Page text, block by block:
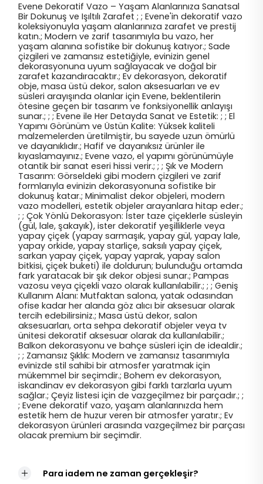
Evene Dekoratif Vazo – Yaşam Alanlarınıza Sanatsal
Bir Dokunuş ve Işıltılı Zarafet ; ; Evene'in dekoratif vazo
koleksiyonuyla yaşam alanlarınıza zarafet ve prestij
katın.; Modern ve zarif tasarımıyla bu vazo, her
yaşam alanına sofistike bir dokunuş katıyor.; Sade
çizgileri ve zamansız estetiğiyle, evinizin genel
dekorasyonuna uyum sağlayacak ve doğal bir
zarafet kazandıracaktır.; Ev dekorasyon, dekoratif
obje, masa üstü dekor, salon aksesuarları ve ev
süsleri arayışında olanlar için Evene, beklentilerin
ötesine geçen bir tasarım ve fonksiyonellik anlayışı
sunar.; ; ; Evene ile Her Detayda Sanat ve Estetik: ; ; El
Yapımı Görünüm ve Üstün Kalite: Yüksek kaliteli
malzemelerden üretilmiştir, bu sayede uzun ömürlü
ve dayanıklıdır.; Hafif ve dayanıksız ürünler ile
kıyaslamayınız.; Evene vazo, el yapımı görünümüyle
otantik bir sanat eseri hissi verir.; ; ; Şık ve Modern
Tasarım: Görseldeki gibi modern çizgileri ve zarif
formlarıyla evinizin dekorasyonuna sofistike bir
dokunuş katar.; Minimalist dekor objeleri, modern
vazo modelleri, estetik objeler arayanlara hitap eder.;
; ; Çok Yönlü Dekorasyon: İster taze çiçeklerle süsleyin
(gül, lale, şakayık), ister dekoratif yeşilliklerle veya
yapay çiçek (yapay sarmaşık, yapay gül, yapay lale,
yapay orkide, yapay starliçe, saksılı yapay çiçek,
sarkan yapay çiçek, yapay yaprak, yapay salon
bitkisi, çiçek buketi) ile doldurun; bulunduğu ortamda
fark yaratacak bir şık dekor objesi sunar.; Pampas
vazosu veya çiçekli vazo olarak kullanılabilir.; ; ; Geniş
Kullanım Alanı: Mutfaktan salona, yatak odasından
ofise kadar her alanda göz alıcı bir aksesuar olarak
tercih edebilirsiniz.; Masa üstü dekor, salon
aksesuarları, orta sehpa dekoratif objeler veya tv
ünitesi dekoratif aksesuar olarak da kullanılabilir.;
Balkon dekorasyonu ve bahçe süsleri için de idealdir.;
; ; Zamansız Şıklık: Modern ve zamansız tasarımıyla
evinizde stil sahibi bir atmosfer yaratmak için
mükemmel bir seçimdir.; Bohem ev dekorasyon,
iskandinav ev dekorasyon gibi farklı tarzlarla uyum
sağlar.; Çeyiz listesi için de vazgeçilmez bir parçadır.; ;
; Evene dekoratif vazo, yaşam alanlarınızda hem
estetik hem de huzur veren bir atmosfer yaratır.; Ev
dekorasyon ürünleri arasında vazgeçilmez bir parçası
olacak premium bir seçimdir.
Para iadem ne zaman gerçekleşir?